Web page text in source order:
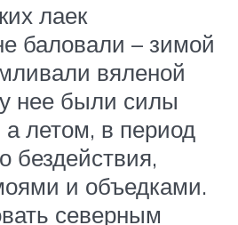
лаек
баловали – зимой
вяленой
нее были силы
летом, в период
бездействия,
и объедками.
северным